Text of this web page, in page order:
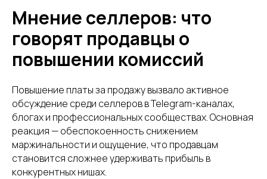
Мнение селлеров: что
говорят продавцы о
повышении комиссий
Повышение платы за продажу вызвало активное
обсуждение среди селлеров в Telegram-каналах,
блогах и профессиональных сообществах. Основная
реакция — обеспокоенность снижением
маржинальности и ощущение, что продавцам
становится сложнее удерживать прибыль в
конкурентных нишах.